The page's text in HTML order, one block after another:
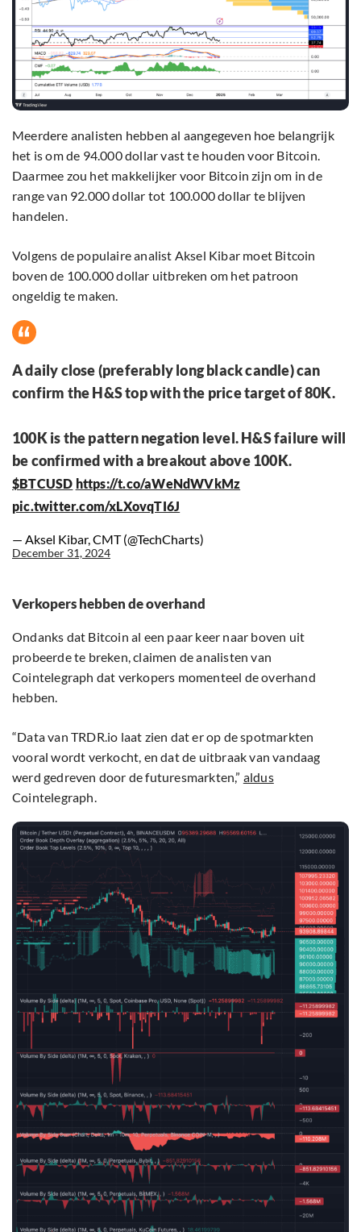
Meerdere analisten hebben al aangegeven hoe belangrijk
het is om de 94.000 dollar vast te houden voor Bitcoin.
Daarmee zou het makkelijker voor Bitcoin zijn om in de
range van 92.000 dollar tot 100.000 dollar te blijven
handelen.
Volgens de populaire analist Aksel Kibar moet Bitcoin
boven de 100.000 dollar uitbreken om het patroon
ongeldig te maken.
A daily close (preferably long black candle) can
confirm the H&S top with the price target of 80K.
100K is the pattern negation level. H&S failure will
be confirmed with a breakout above 100K.
$BTCUSD https://t.co/aWeNdWVkMz
pic.twitter.com/xLXovqTI6J
— Aksel Kibar, CMT (@TechCharts)
December 31, 2024
Verkopers hebben de overhand
Ondanks dat Bitcoin al een paar keer naar boven uit
probeerde te breken, claimen de analisten van
Cointelegraph dat verkopers momenteel de overhand
hebben.
“Data van TRDR.io laat zien dat er op de spotmarkten
vooral wordt verkocht, en dat de uitbraak van vandaag
werd gedreven door de futuresmarkten,” aldus
Cointelegraph.